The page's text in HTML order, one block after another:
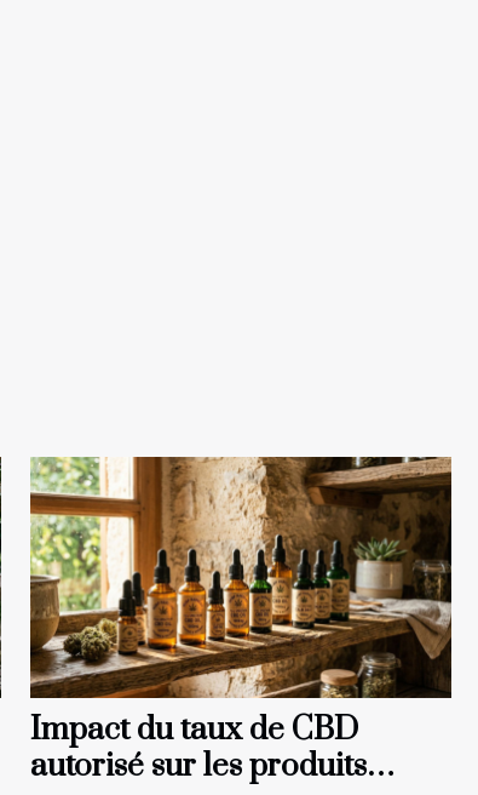
Impact du taux de CBD
autorisé sur les produits